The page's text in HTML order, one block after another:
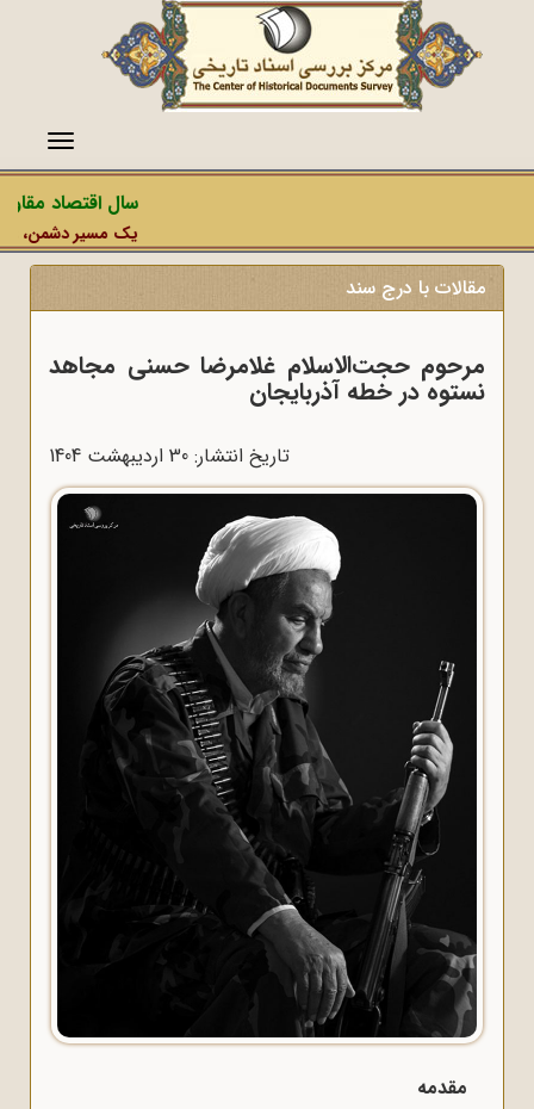
منو
سال اقتصاد
یک مسیر دشمن،
مقالات با درج سند
مرحوم حجت‌الاسلام غلامرضا حسنی مجاهد
نستوه در خطه آذربایجان
تاریخ انتشار: 30 ارديبهشت 1404
مقدمه